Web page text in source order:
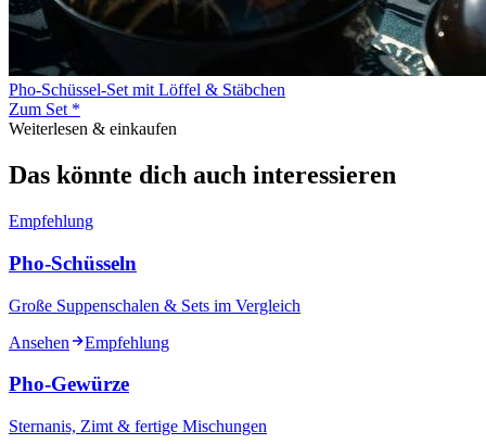
Pho-Schüssel-Set mit Löffel & Stäbchen
Zum Set *
Weiterlesen & einkaufen
Das könnte dich auch interessieren
Empfehlung
Pho-Schüsseln
Große Suppenschalen & Sets im Vergleich
Ansehen
Empfehlung
Pho-Gewürze
Sternanis, Zimt & fertige Mischungen